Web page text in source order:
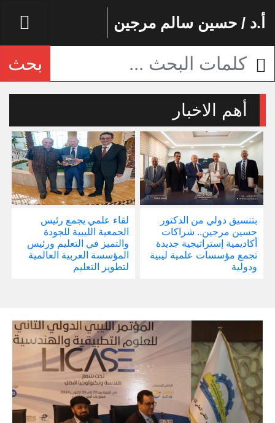
أ.د / حسين سالم مرجين
بحث
أهم الاخبار
بتنسيق دولي من الدكتور
حسين مرجين.. شراكات
أكاديمية إستراتيجية جديدة
تجمع مؤسسات علمية ليبية
ودولية
لقاء علمي يجمع رئيس
الجمعية الليبية للجودة
والتميز في التعليم ورئيس
المؤسسة العربية العالمية
لتطوير التعليم